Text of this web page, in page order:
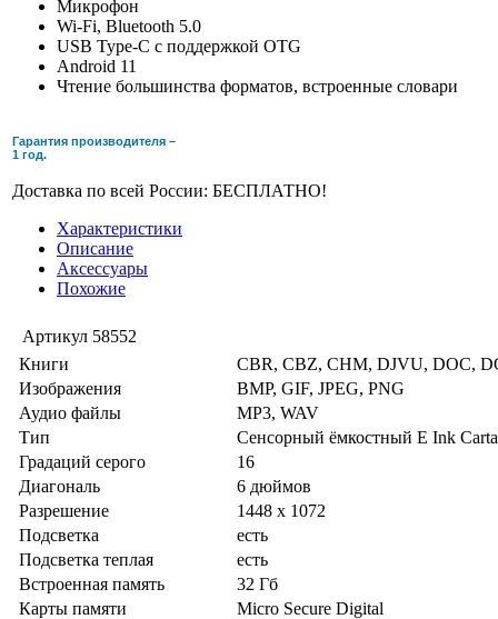
Микрофон
Wi-Fi, Bluetooth 5.0
USB Type-C с поддержкой OTG
Android 11
Чтение большинства форматов, встроенные словари
Гарантия производителя –
1 год.
Доставка по всей России: БЕСПЛАТНО!
Характеристики
Описание
Аксессуары
Похожие
Артикул 58552
Книги
CBR, CBZ, CHM, DJVU, DOC,
Изображения
BMP, GIF, JPEG, PNG
Аудио файлы
MP3, WAV
Тип
Сенсорный ёмкостный E Ink
Градаций серого
16
Диагональ
6 дюймов
Разрешение
1448 x 1072
Подсветка
есть
Подсветка теплая
есть
Встроенная память
32 Гб
Карты памяти
Micro Secure Digital